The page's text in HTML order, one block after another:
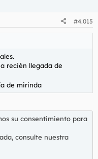
#4.015
recién llegada de
de mirinda
su consentimiento para
consulte nuestra